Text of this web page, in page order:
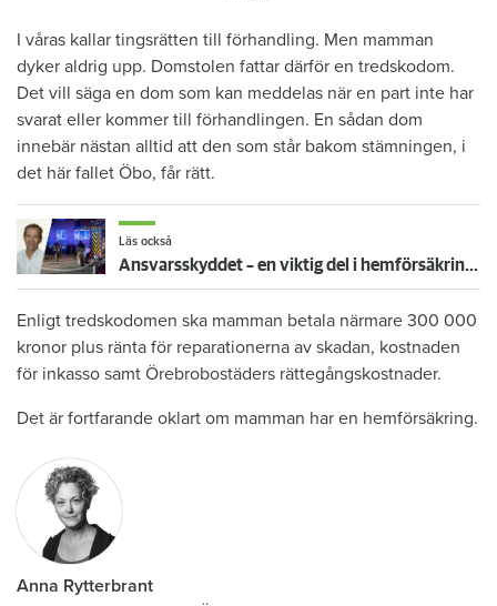
I våras kallar tingsrätten till förhandling. Men mamman
dyker aldrig upp. Domstolen fattar därför en tredskodom.
Det vill säga en dom som kan meddelas när en part inte har
svarat eller kommer till förhandlingen. En sådan dom
innebär nästan alltid att den som står bakom stämningen, i
det här fallet Öbo, får rätt.
Läs också
Ansvarsskyddet – en viktig del i hemförsäkringen
Enligt tredskodomen ska mamman betala närmare 300 000
kronor plus ränta för reparationerna av skadan, kostnaden
för inkasso samt Örebrobostäders rättegångskostnader.
Det är fortfarande oklart om mamman har en hemförsäkring.
Anna Rytterbrant